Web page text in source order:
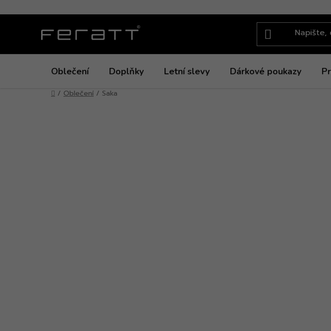
na
Oblečení Doplňky Letní slevy Dárkové poukazy
Domů
/ Oblečení / Saka